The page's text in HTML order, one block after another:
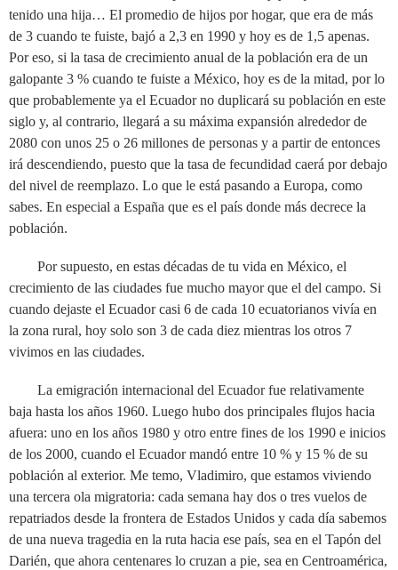
tenido una hija… El promedio de hijos por hogar, que era de más
de 3 cuando te fuiste, bajó a 2,3 en 1990 y hoy es de 1,5 apenas.
Por eso, si la tasa de crecimiento anual de la población era de un
galopante 3 % cuando te fuiste a México, hoy es de la mitad, por lo
que probablemente ya el Ecuador no duplicará su población en este
siglo y, al contrario, llegará a su máxima expansión alrededor de
2080 con unos 25 o 26 millones de personas y a partir de entonces
irá descendiendo, puesto que la tasa de fecundidad caerá por debajo
del nivel de reemplazo. Lo que le está pasando a Europa, como
sabes. En especial a España que es el país donde más decrece la
población.
Por supuesto, en estas décadas de tu vida en México, el
crecimiento de las ciudades fue mucho mayor que el del campo. Si
cuando dejaste el Ecuador casi 6 de cada 10 ecuatorianos vivía en
la zona rural, hoy solo son 3 de cada diez mientras los otros 7
vivimos en las ciudades.
La emigración internacional del Ecuador fue relativamente
baja hasta los años 1960. Luego hubo dos principales flujos hacia
afuera: uno en los años 1980 y otro entre fines de los 1990 e inicios
de los 2000, cuando el Ecuador mandó entre 10 % y 15 % de su
población al exterior. Me temo, Vladimiro, que estamos viviendo
una tercera ola migratoria: cada semana hay dos o tres vuelos de
repatriados desde la frontera de Estados Unidos y cada día sabemos
de una nueva tragedia en la ruta hacia ese país, sea en el Tapón del
Darién, que ahora centenares lo cruzan a pie, sea en Centroamérica,